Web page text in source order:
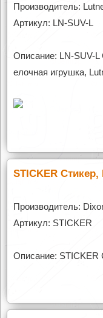
Производитель:
Артикул: LN-SUV-L
Описание: LN-SUV-L
елочная игрушка,
STICKER Стикер,
Производитель:
Артикул: STICKER
Описание: STICKER